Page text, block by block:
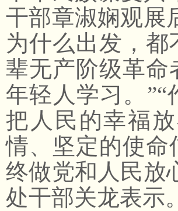
干部章淑娴观展
为什么出发，
辈无产阶级革命
年轻人学习。
把人民的幸福
情、坚定的使命
终做党和人民放
处干部关龙表示。